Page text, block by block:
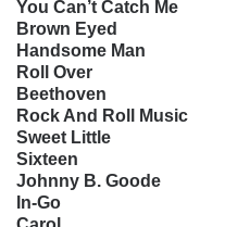
You Can’t Catch Me
Brown Eyed
Handsome Man
Roll Over
Beethoven
Rock And Roll Music
Sweet Little
Sixteen
Johnny B. Goode
In-Go